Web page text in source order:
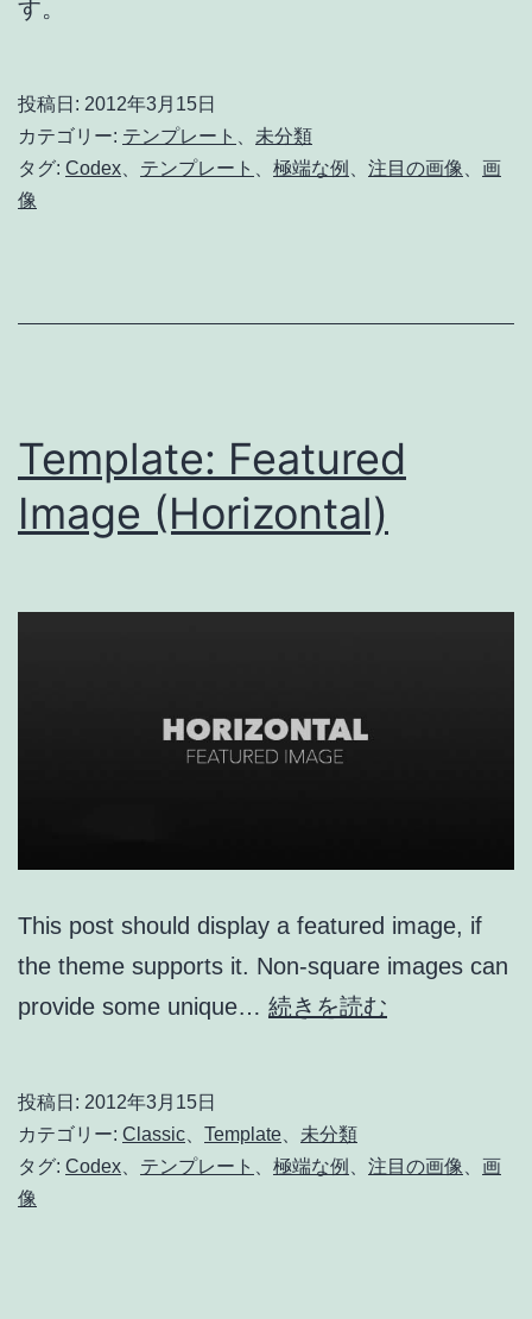
す。
投稿日: 2012年3月15日
カテゴリー: テンプレート 、 未分類
タグ: Codex、 テンプレート 、 極端な例 、 注目の画像、 画
像
Template: Featured
Image (Horizontal)
This post should display a featured image, if
the theme supports it. Non-square images can
provide some unique… 続きを読む
投稿日: 2012年3月15日
カテゴリー: Classic Template
未分類
タグ: Codex テンプレート 極端な例 注目の画像
画
像